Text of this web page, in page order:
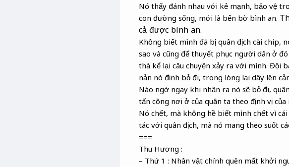
Nó thấy đánh nhau với kẻ mạnh, bảo vệ
con đường sống, mới là bến bờ bình an.
cả được bình an.
Không biết mình đã bị quân địch cài chip,
sao và cũng để thuyết phục người dân ở
thà kể lại câu chuyện xảy ra với mình. Đội
nản nó định bỏ đi, trong lòng lại dậy lên
Nào ngờ ngay khi nhận ra nó sẽ bỏ đi,
tấn công nơi ở của quân ta theo định vị của
Nó chết, mà không hề biết mình chết vì
tác với quân địch, mà nó mang theo suốt
===
Thu Hương :
– Thứ 1 : Nhân vật chính quên mất khởi